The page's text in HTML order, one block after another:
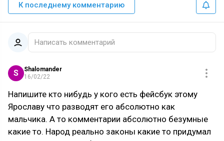
К последнему комментарию
Написать комментарий
S
Shalomander
16/02/22
Напишите кто нибудь у кого есть фейсбук этому
Ярославу что разводят его абсолютно как
мальчика. А то комментарии абсолютно безумные
какие то. Народ реально законы какие то придумал